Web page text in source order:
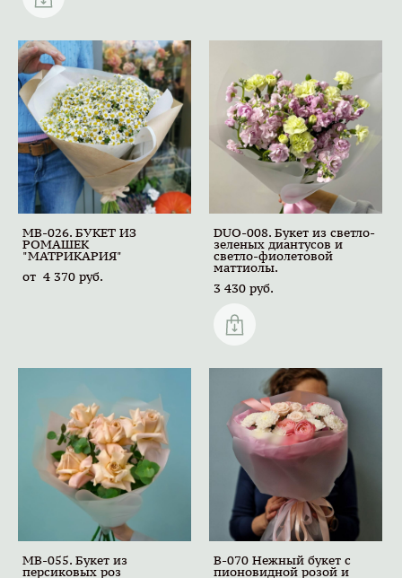
MB-026. БУКЕТ ИЗ
РОМАШЕК
"МАТРИКАРИЯ"
от 4 370 pуб.
DUO-008. Букет из светло-
зеленых диантусов и
светло-фиолетовой
маттиолы.
3 430 pуб.
MB-055. Букет из
персиковых роз
B-070 Нежный букет с
пионовидной розой и